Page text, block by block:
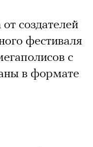
создателей
фестиваля
с
в формате